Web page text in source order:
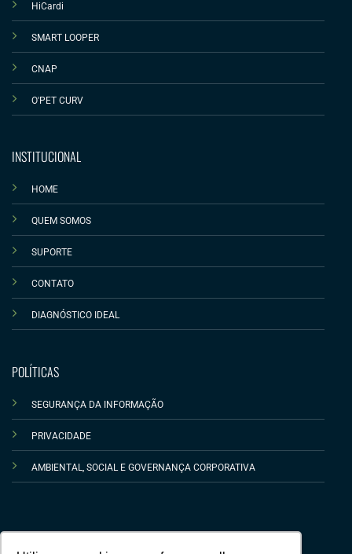
HiCardi
SMART LOOPER
CNAP
O'PET CURV
INSTITUCIONAL
HOME
QUEM SOMOS
SUPORTE
CONTATO
DIAGNÓSTICO IDEAL
POLÍTICAS
SEGURANÇA DA INFORMAÇÃO
PRIVACIDADE
AMBIENTAL, SOCIAL E GOVERNANÇA CORPORATIVA